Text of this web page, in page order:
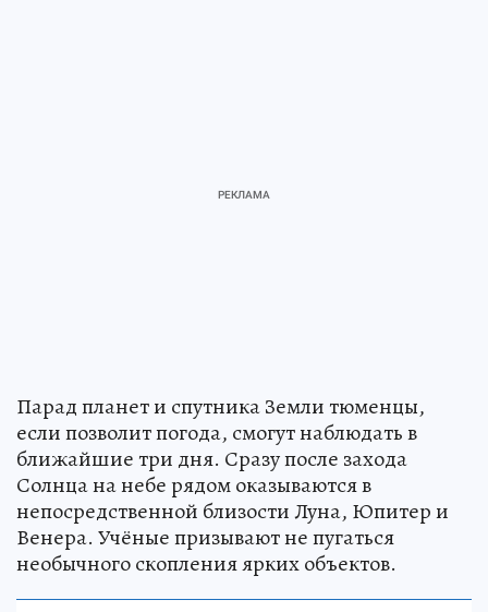
Парад планет и спутника Земли тюменцы,
если позволит погода, смогут наблюдать в
ближайшие три дня. Сразу после захода
Солнца на небе рядом оказываются в
непосредственной близости Луна, Юпитер и
Венера. Учёные призывают не пугаться
необычного скопления ярких объектов.